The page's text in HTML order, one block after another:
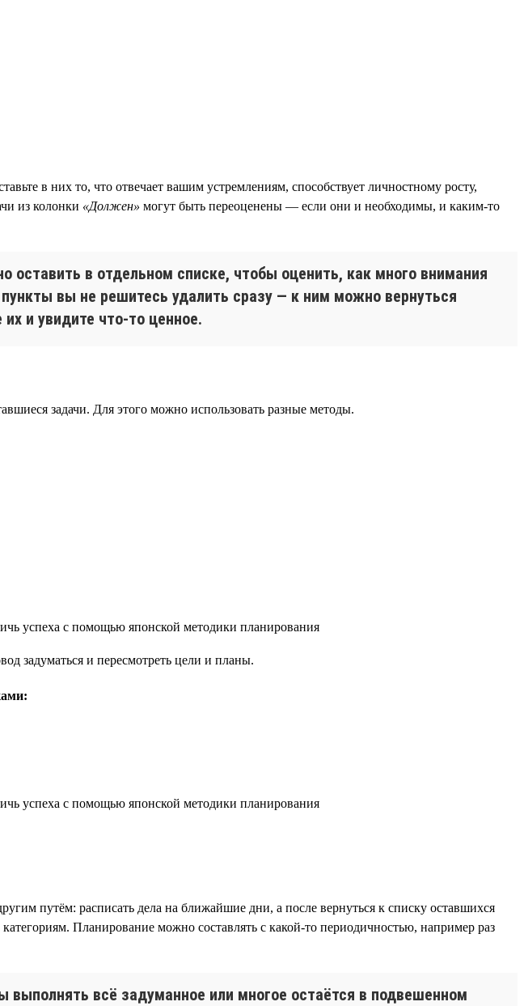
в них то, что отвечает вашим устремлениям, способствует личностному росту,
из колонки «Должен» могут быть переоценены — если они и необходимы, и каким-то
в отдельном списке, чтобы оценить, как много внимания
вы не решитесь удалить сразу — к ним можно вернуться
и увидите что-то ценное.
задачи. Для этого можно использовать разные методы.
задуматься и пересмотреть цели и планы.
путём: расписать дела на ближайшие дни, а после вернуться к списку оставшихся
Планирование можно составлять с какой-то периодичностью, например раз
выполнять всё задуманное или многое остаётся в подвешенном